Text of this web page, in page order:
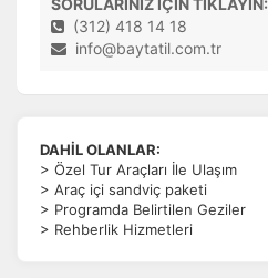
SORULARINIZ İÇİN TIKLAYIN:
(312) 418 14 18
info@baytatil.com.tr
DAHİL OLANLAR:
> Özel Tur Araçları İle Ulaşım
> Araç içi sandviç paketi
> Programda Belirtilen Geziler
> Rehberlik Hizmetleri